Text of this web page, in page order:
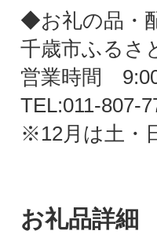
◆お礼の品・
千歳市ふるさ
営業時間
TEL:011-807-
※12月は土・
お礼品詳細